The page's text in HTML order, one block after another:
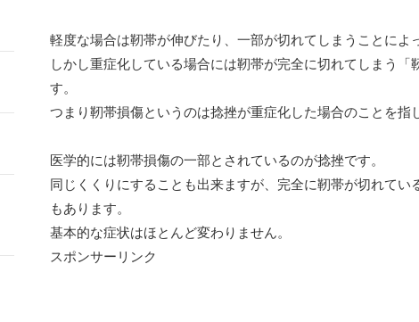
軽度な場合は靭帯が伸びたり、一部が切れてしまうことによ
しかし重症化している場合には靭帯が完全に切れてしまう「
す。
つまり靭帯損傷というのは捻挫が重症化した場合のことを指
医学的には靭帯損傷の一部とされているのが捻挫です。
同じくくりにすることも出来ますが、完全に靭帯が切れてい
もあります。
基本的な症状はほとんど変わりません。
スポンサーリンク